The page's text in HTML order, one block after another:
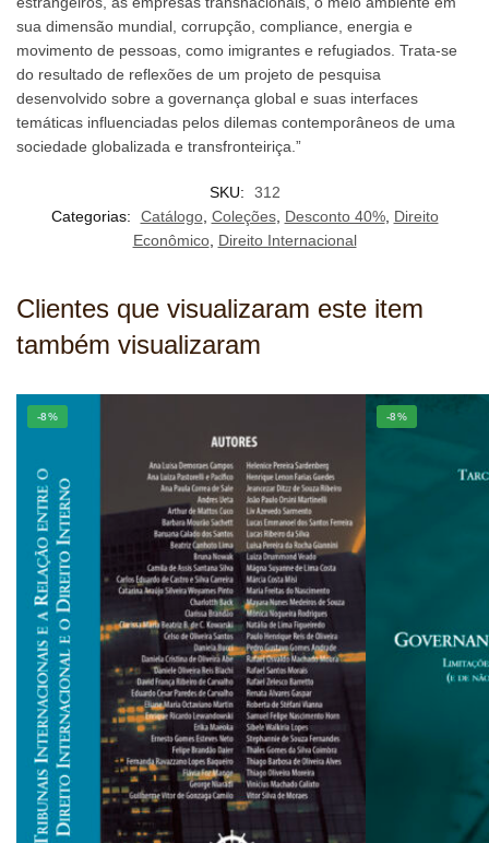
sua dimensão mundial, corrupção, compliance, energia e
movimento de pessoas, como imigrantes e refugiados. Trata-se
do resultado de reflexões de um projeto de pesquisa
desenvolvido sobre a governança global e suas interfaces
temáticas influenciadas pelos dilemas contemporâneos de uma
sociedade globalizada e transfronteiriça.”
SKU:
312
Categorias:
Catálogo, Coleções, Desconto 40%, Direito
Econômico, Direito Internacional
Clientes que visualizaram este item
também visualizaram
-8% -8%